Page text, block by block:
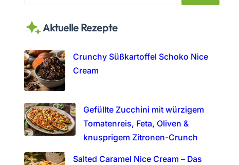
r
h
Aktuelle Rezepte
Crunchy Süßkartoffel Schoko Nice
Cream
Gefüllte Zucchini mit würzigem
Tomatenreis, Feta, Oliven &
knusprigem Zitronen-Crunch
Salted Caramel Nice Cream – Das